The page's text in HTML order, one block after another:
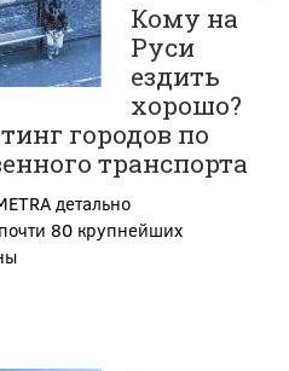
Кому на
Руси
ездить
хорошо?
городов по
транспорта
детально
80 крупнейших